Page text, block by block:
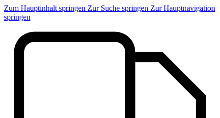
Zum Hauptinhalt springen Zur Suche springen Zur Hauptnavigation
springen